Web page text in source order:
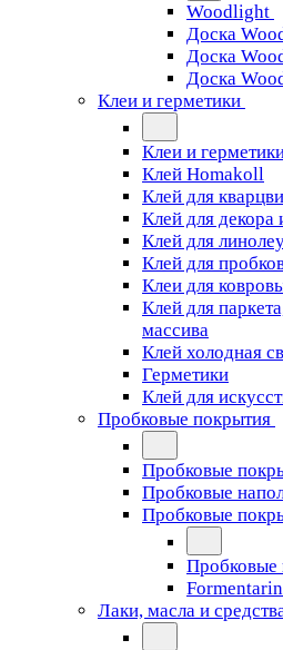
Woodlight
Доска
Доска
Доска
Клеи и герметики
Клеи и
Клей Homakoll
Клей для
Клей для декора
Клей для
Клей для
Клеи для
Клей для
массива
Клей холодная
Герметики
Клей для
Пробковые покрытия
Пробковые
Пробковые
Пробковые
Пробковые
Лаки, масла и